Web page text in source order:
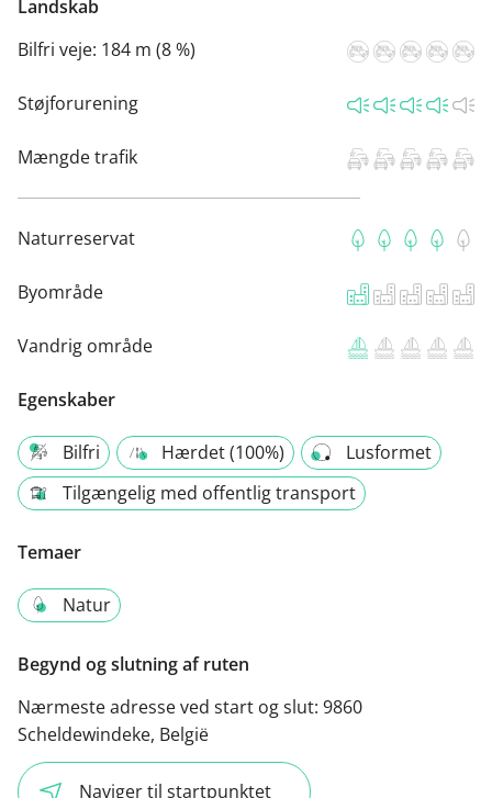
Landskab
Bilfri veje: 184 m (8 %)
Støjforurening
Mængde trafik
Naturreservat
Byområde
Vandrig område
Egenskaber
Bilfri Hærdet (100%)
Lusformet
Tilgængelig med offentlig transport
Temaer
Natur
Begynd og slutning af ruten
Nærmeste adresse ved start og slut: 9860
Scheldewindeke, België
Naviger til startpunktet